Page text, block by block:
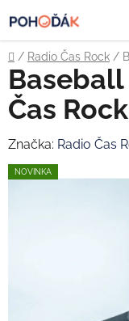
na
obsah
Domů
/ Radio Čas Rock /
Čas Rock
Značka: Radio Čas
NOVINKA